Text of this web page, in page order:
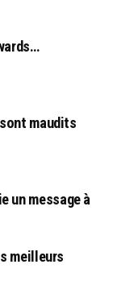
maudits
un message à
meilleurs